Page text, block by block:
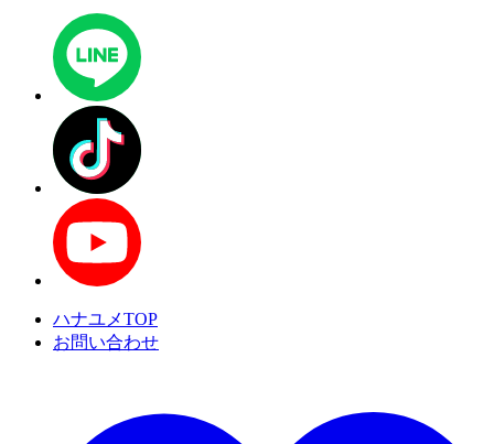
ハナユメTOP
お問い合わせ